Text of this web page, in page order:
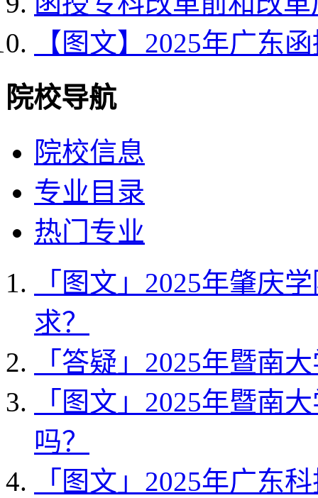
【图文】2025年广东
院校导航
院校信息
专业目录
热门专业
「图文」2025年肇庆
求？
「答疑」2025年暨南
「图文」2025年暨南
吗？
「图文」2025年广东